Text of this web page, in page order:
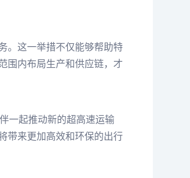
。这一举措不仅能够帮助特
围内布局生产和供应链，才
一起推动新的超高速运输
带来更加高效和环保的出行